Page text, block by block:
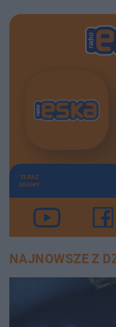
TERAZ
GRAMY
NAJNOWSZE Z